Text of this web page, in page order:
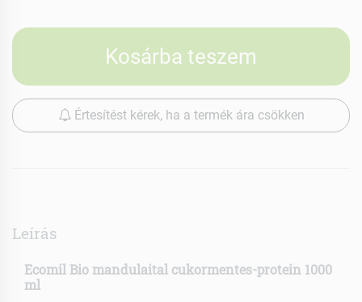
Kosárba teszem
Értesítést kérek, ha a termék ára csökken
Leírás
Ecomil Bio mandulaital cukormentes-protein 1000
ml